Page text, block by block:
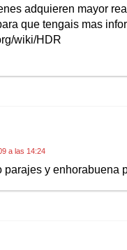
adquieren mayor
que tengais mas
wiki/HDR
a las 14:24
parajes y enhorabuena